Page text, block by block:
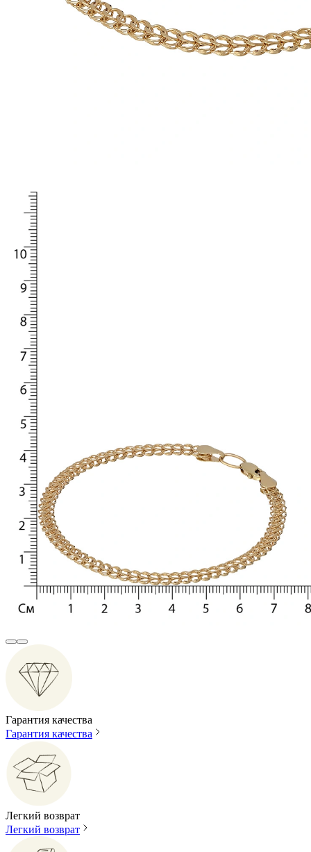
Гарантия качества
Гарантия качества
Легкий возврат
Легкий возврат